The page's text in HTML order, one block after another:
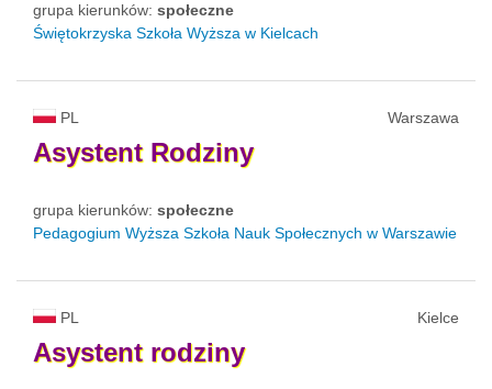
grupa kierunków: społeczne
Świętokrzyska Szkoła Wyższa w Kielcach
PL Warszawa
Asystent Rodziny
grupa kierunków: społeczne
Pedagogium Wyższa Szkoła Nauk Społecznych w Warszawie
PL Kielce
Asystent rodziny